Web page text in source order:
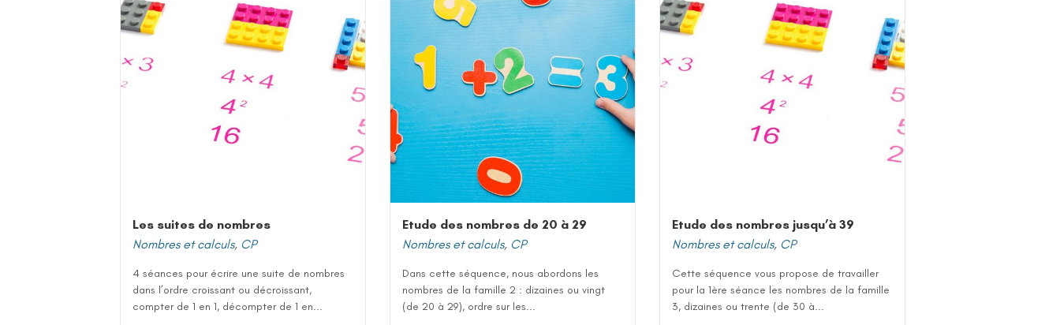
Les suites de nombres
Nombres et calculs, CP
4 séances pour écrire une suite de nombres
dans l’ordre croissant ou décroissant,
compter de 1 en 1, décompter de 1 en...
Etude des nombres de 20 à 29
Nombres et calculs, CP
Dans cette séquence, nous abordons les
nombres de la famille 2 : dizaines ou vingt
(de 20 à 29), ordre sur les...
Etude des nombres jusqu’à 39
Nombres et calculs, CP
Cette séquence vous propose de travailler
pour la 1ère séance les nombres de la famille
3, dizaines ou trente (de 30 à...